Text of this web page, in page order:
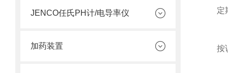
JENCO任氏PH计/电导率仪
加药装置
定期
按说